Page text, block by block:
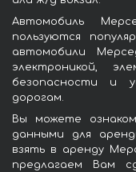
Автомобиль
пользуются
автомобили
электроникой,
безопасности и
дорогам.
Вы можете
данными для
взять в аренду
предлагаем Вам